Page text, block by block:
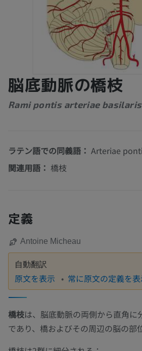
脳底動脈の橋枝
Rami pontis arteriae basilaris
ラテン語での同義語： Arteriae
関連用語： 橋枝
定義
Antoine Micheau
自動翻訳
原文を表示 常に原文の定義を
橋枝は、脳底動脈の両側から直角に
であり、橋およびその周辺の脳の部